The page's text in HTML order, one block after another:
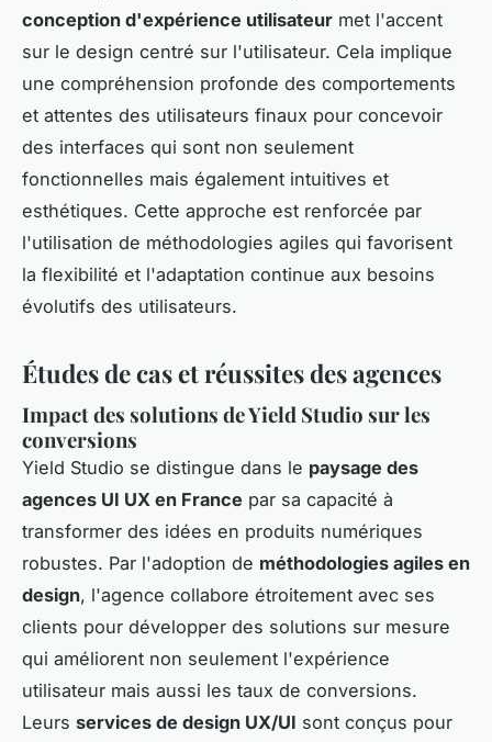
conception d'expérience utilisateur met l'accent
sur le design centré sur l'utilisateur. Cela implique
une compréhension profonde des comportements
et attentes des utilisateurs finaux pour concevoir
des interfaces qui sont non seulement
fonctionnelles mais également intuitives et
esthétiques. Cette approche est renforcée par
l'utilisation de méthodologies agiles qui favorisent
la flexibilité et l'adaptation continue aux besoins
évolutifs des utilisateurs.
Études de cas et réussites des agences
Impact des solutions de Yield Studio sur les
conversions
Yield Studio se distingue dans le paysage des
agences UI UX en France par sa capacité à
transformer des idées en produits numériques
robustes. Par l'adoption de méthodologies agiles en
design, l'agence collabore étroitement avec ses
clients pour développer des solutions sur mesure
qui améliorent non seulement l'expérience
utilisateur mais aussi les taux de conversions.
Leurs services de design UX/UI sont conçus pour